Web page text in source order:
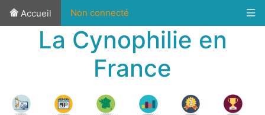
Accueil Non connecté
La Cynophilie en
France